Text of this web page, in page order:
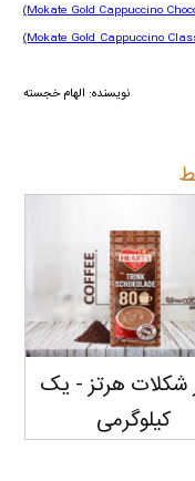
(Mokate Gold Cappuccino
(Mokate Gold Cappuccino
نویسنده: الهام خجسته
شکلات هرتز - یک
کیلوگرمی